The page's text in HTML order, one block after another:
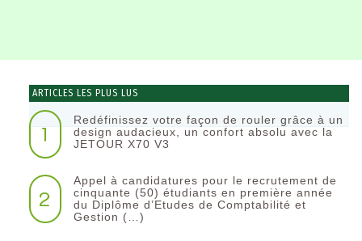
ARTICLES LES PLUS LUS
1
Redéfinissez votre façon de rouler grâce à un
design audacieux, un confort absolu avec la
JETOUR X70 V3
2
Appel à candidatures pour le recrutement de
cinquante (50) étudiants en première année
du Diplôme d’Etudes de Comptabilité et
Gestion (…)